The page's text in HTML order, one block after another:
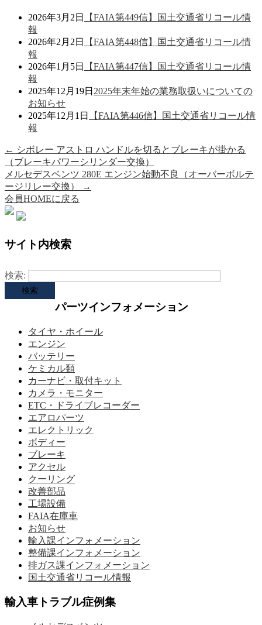
2026年3月2日
【FAIA第449信】国土交通省リコール情
報
2026年2月2日
【FAIA第448信】国土交通省リコール情
報
2026年1月5日
【FAIA第447信】国土交通省リコール情
報
2025年12月19日 2025年末年始の業務取扱いについての
お知らせ
2025年12月1日
【FAIA第446信】国土交通省リコール情
報
← シボレー アストロ ハンドルを切るとブレーキが掛かる
（ブレーキパワーシリンダー交換）
メルセデスベンツ 280E エンジン始動不良（オーバーボルテ
ージリレー交換）
→
会員HOMEに戻る
サイト内検索
検索:
パーツインフォメーション
タイヤ・ホイール
エンジン
バッテリー
ケミカル類
カーナビ・取付キット
カメラ・モニター
ETC・ドライブレコーダー
エアロパーツ
エレクトリック
ボディー
ブレーキ
アクセル
クーリング
改善部品
工場設備
FAIA在庫車
お知らせ
輸入課インフォメーション
整備課インフォメーション
排ガス課インフォメーション
国土交通省リコール情報
輸入車トラブル症例集